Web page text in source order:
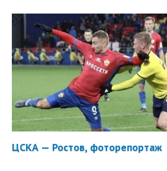
ЦСКА — Ростов, фоторепортаж